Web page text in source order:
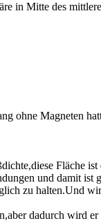
in Mitte des
ohne Magneten
Fläche
und damit
zu halten.Und
dadurch wird er